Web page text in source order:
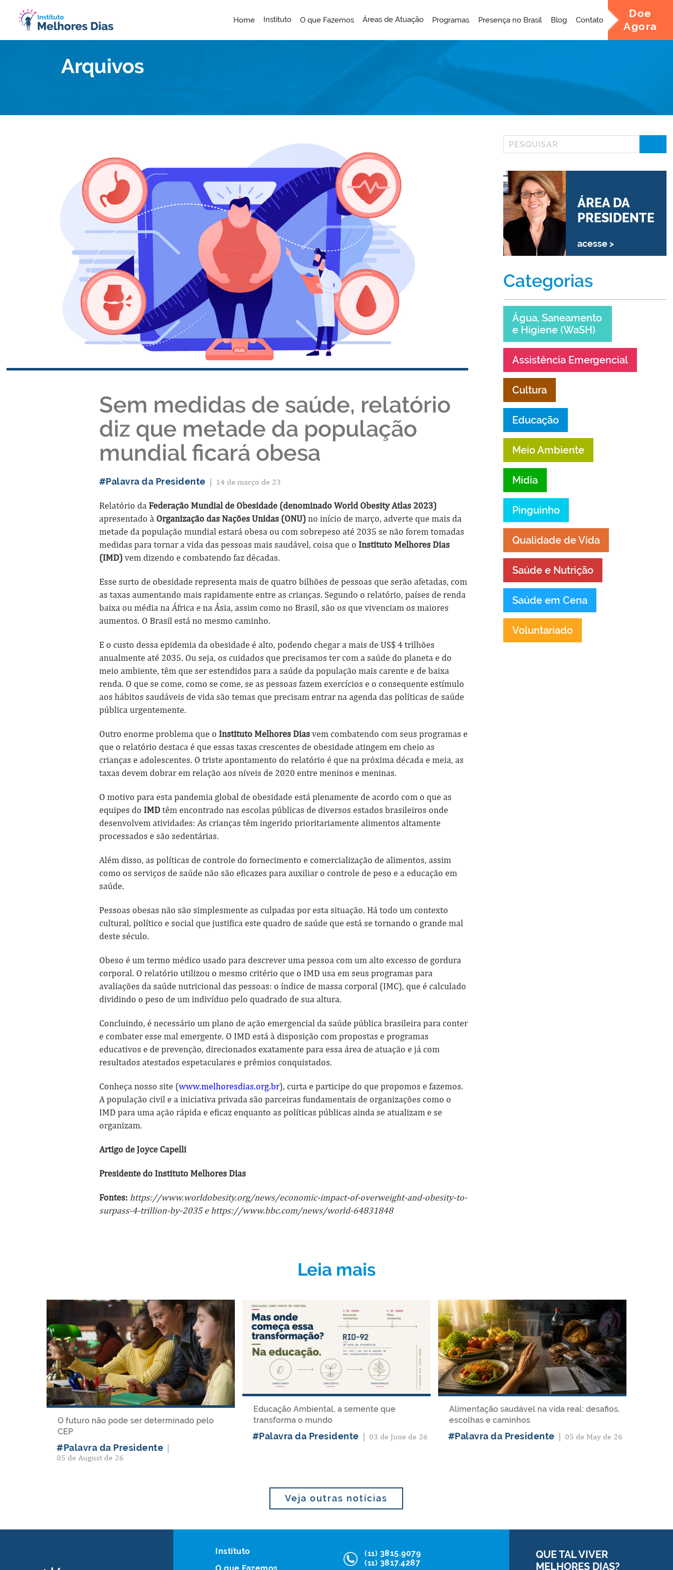
Home Instituto O que Fazemos Áreas de Atuação Programas Presença no Brasil Blog Contato
Doe
Agora
Arquivos
Sem medidas de saúde, relatório
diz que metade da população
mundial ficará obesa
#Palavra da Presidente | 14 de março de 23
Relatório da Federação Mundial de Obesidade (denominado World Obesity Atlas 2023)
apresentado à Organização das Nações Unidas (ONU) no início de março, adverte que mais da
metade da população mundial estará obesa ou com sobrepeso até 2035 se não forem tomadas
medidas para tornar a vida das pessoas mais saudável, coisa que o Instituto Melhores Dias
(IMD) vem dizendo e combatendo faz décadas.
Esse surto de obesidade representa mais de quatro bilhões de pessoas que serão afetadas, com
as taxas aumentando mais rapidamente entre as crianças. Segundo o relatório, países de renda
baixa ou média na África e na Ásia, assim como no Brasil, são os que vivenciam os maiores
aumentos. O Brasil está no mesmo caminho.
E o custo dessa epidemia da obesidade é alto, podendo chegar a mais de US$ 4 trilhões
anualmente até 2035. Ou seja, os cuidados que precisamos ter com a saúde do planeta e do
meio ambiente, têm que ser estendidos para a saúde da população mais carente e de baixa
renda. O que se come, como se come, se as pessoas fazem exercícios e o consequente estímulo
aos hábitos saudáveis de vida são temas que precisam entrar na agenda das políticas de saúde
pública urgentemente.
Outro enorme problema que o Instituto Melhores Diasvem combatendo com seus programas e
que o relatório destaca é que essas taxas crescentes de obesidade atingem em cheio as
crianças e adolescentes. O triste apontamento do relatório é que na próxima década e meia, as
taxas devem dobrar em relação aos níveis de 2020 entre meninos e meninas.
O motivo para esta pandemia global de obesidade está plenamente de acordo com o que as
equipes do IMDtêm encontrado nas escolas públicas de diversos estados brasileiros onde
desenvolvem atividades: As crianças têm ingerido prioritariamente alimentos altamente
processados e são sedentárias.
Além disso, as políticas de controle do fornecimento e comercialização de alimentos, assim
como os serviços de saúde não são eficazes para auxiliar o controle de peso e a educação em
saúde.
Pessoas obesas não são simplesmente as culpadas por esta situação. Há todo um contexto
cultural, político e social que justifica este quadro de saúde que está se tornando o grande mal
deste século.
Obeso é um termo médico usado para descrever uma pessoa com um alto excesso de gordura
corporal. O relatório utilizou o mesmo critério que o IMD usa em seus programas para
avaliações da saúde nutricional das pessoas: o índice de massa corporal (IMC), que é calculado
dividindo o peso de um indivíduo pelo quadrado de sua altura.
Concluindo, é necessário um plano de ação emergencial da saúde pública brasileira para conter
e combater esse mal emergente. O IMD está à disposição com propostas e programas
educativos e de prevenção, direcionados exatamente para essa área de atuação e já com
resultados atestados espetaculares e prêmios conquistados.
Conheça nosso site (www.melhoresdias.org.br), curta e participe do que propomos e fazemos.
A população civil e a iniciativa privada são parceiras fundamentais de organizações como o
IMD para uma ação rápida e eficaz enquanto as políticas públicas ainda se atualizam e se
organizam.
Artigo de Joyce Capelli
Presidente do Instituto Melhores Dias
Fontes: https://www.worldobesity.org/news/economic-impact-of-overweight-and-obesity-to-
surpass-4-trillion-by-2035 e https://www.bbc.com/news/world-64831848
ÁREA DA
PRESIDENTE
acesse >
Categorias
Água, Saneamento
e Higiene (WaSH)
Assistência Emergencial
Cultura
Educação
Meio Ambiente
Mídia
Pinguinho
Qualidade de Vida
Saúde e Nutrição
Saúde em Cena
Voluntariado
Leia mais
O futuro não pode ser determinado pelo
CEP
#Palavra da Presidente |
05 de August de 26
Educação Ambiental, a semente que
transforma o mundo
#Palavra da Presidente | 03 de June de 26
Alimentação saudável na vida real: desafios,
escolhas e caminhos
#Palavra da Presidente | 05 de May de 26
Veja outras notícias
Instituto
(11) 3815.9079
(11) 3817.4287
QUE TAL VIVER
MELHORES DIAS?